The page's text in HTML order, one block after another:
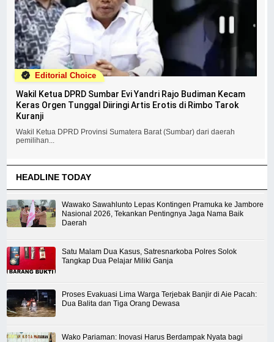
Editorial Choice
Wakil Ketua DPRD Sumbar Evi Yandri Rajo Budiman Kecam
Keras Orgen Tunggal Diiringi Artis Erotis di Rimbo Tarok
Kuranji
Wakil Ketua DPRD Provinsi Sumatera Barat (Sumbar) dari daerah
pemilihan...
HEADLINE TODAY
Wawako Sawahlunto Lepas Kontingen Pramuka ke Jambore
Nasional 2026, Tekankan Pentingnya Jaga Nama Baik
Daerah
Satu Malam Dua Kasus, Satresnarkoba Polres Solok
Tangkap Dua Pelajar Miliki Ganja
Proses Evakuasi Lima Warga Terjebak Banjir di Aie Pacah:
Dua Balita dan Tiga Orang Dewasa
Wako Pariaman: Inovasi Harus Berdampak Nyata bagi